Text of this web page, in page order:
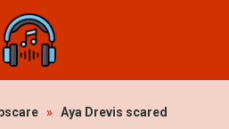
» Aya Drevis scared